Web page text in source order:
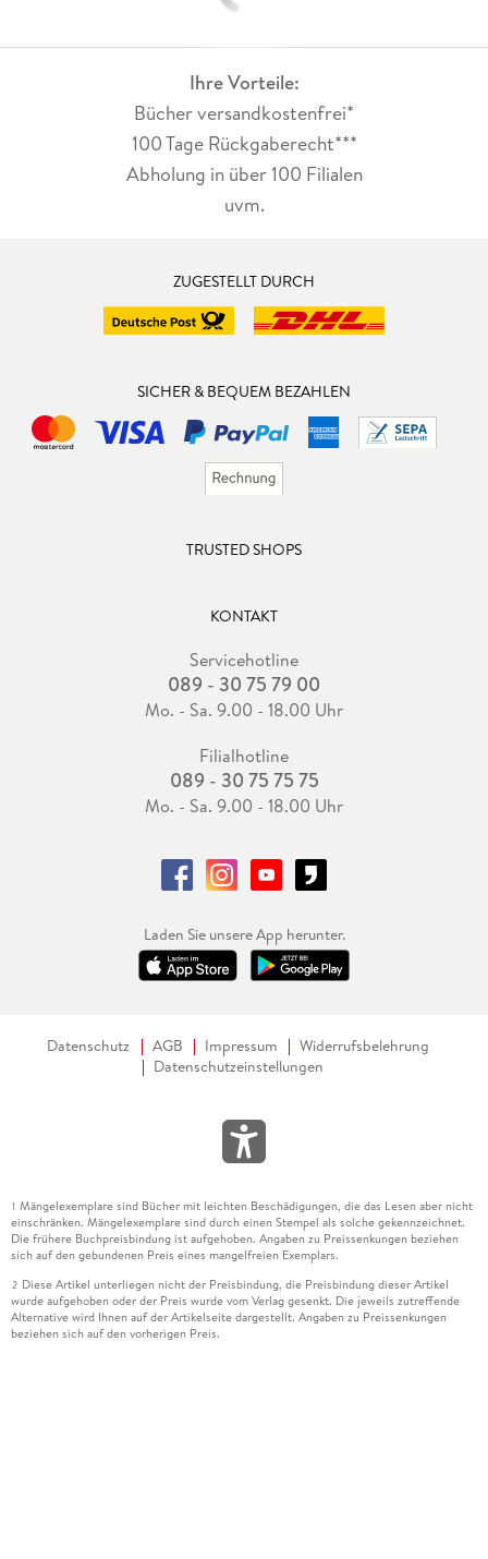
Ihre Vorteile:
Bücher versandkostenfrei*
100 Tage Rückgaberecht***
Abholung in über 100 Filialen
uvm.
ZUGESTELLT DURCH
SICHER & BEQUEM BEZAHLEN
TRUSTED SHOPS
KONTAKT
Servicehotline
089 - 30 75 79 00
Mo. - Sa. 9.00 - 18.00 Uhr
Filialhotline
089 - 30 75 75 75
Mo. - Sa. 9.00 - 18.00 Uhr
Laden Sie unsere App herunter.
Datenschutz AGB Impressum
Widerrufsbelehrung
Datenschutzeinstellungen
1 Mängelexemplare sind Bücher mit leichten Beschädigungen, die das Lesen aber nicht
einschränken. Mängelexemplare sind durch einen Stempel als solche gekennzeichnet.
Die frühere Buchpreisbindung ist aufgehoben. Angaben zu Preissenkungen beziehen
sich auf den gebundenen Preis eines mangelfreien Exemplars.
2 Diese Artikel unterliegen nicht der Preisbindung, die Preisbindung dieser Artikel
wurde aufgehoben oder der Preis wurde vom Verlag gesenkt. Die jeweils zutreffende
Alternative wird Ihnen auf der Artikelseite dargestellt. Angaben zu Preissenkungen
beziehen sich auf den vorherigen Preis.